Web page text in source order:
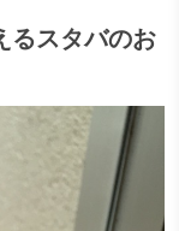
るスタバのお